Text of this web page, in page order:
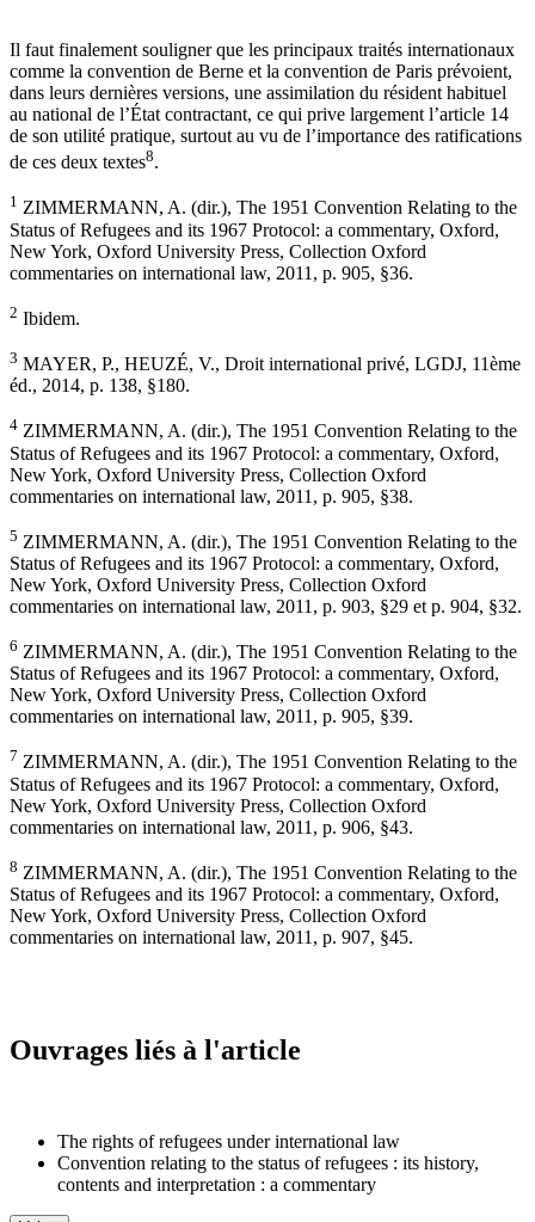
Il faut finalement souligner que les principaux traités internationaux
comme la convention de Berne et la convention de Paris prévoient,
dans leurs dernières versions, une assimilation du résident habituel
au national de l’État contractant, ce qui prive largement l’article 14
de son utilité pratique, surtout au vu de l’importance des ratifications
de ces deux textes8.
1 ZIMMERMANN, A. (dir.), The 1951 Convention Relating to the
Status of Refugees and its 1967 Protocol: a commentary, Oxford,
New York, Oxford University Press, Collection Oxford
commentaries on international law, 2011, p. 905, §36.
2 Ibidem.
3 MAYER, P., HEUZÉ, V., Droit international privé, LGDJ, 11ème
éd., 2014, p. 138, §180.
4 ZIMMERMANN, A. (dir.), The 1951 Convention Relating to the
Status of Refugees and its 1967 Protocol: a commentary, Oxford,
New York, Oxford University Press, Collection Oxford
commentaries on international law, 2011, p. 905, §38.
5 ZIMMERMANN, A. (dir.), The 1951 Convention Relating to the
Status of Refugees and its 1967 Protocol: a commentary, Oxford,
New York, Oxford University Press, Collection Oxford
commentaries on international law, 2011, p. 903, §29 et p. 904, §32.
6 ZIMMERMANN, A. (dir.), The 1951 Convention Relating to the
Status of Refugees and its 1967 Protocol: a commentary, Oxford,
New York, Oxford University Press, Collection Oxford
commentaries on international law, 2011, p. 905, §39.
7 ZIMMERMANN, A. (dir.), The 1951 Convention Relating to the
Status of Refugees and its 1967 Protocol: a commentary, Oxford,
New York, Oxford University Press, Collection Oxford
commentaries on international law, 2011, p. 906, §43.
8 ZIMMERMANN, A. (dir.), The 1951 Convention Relating to the
Status of Refugees and its 1967 Protocol: a commentary, Oxford,
New York, Oxford University Press, Collection Oxford
commentaries on international law, 2011, p. 907, §45.
Ouvrages liés à l'article
The rights of refugees under international law
Convention relating to the status of refugees : its history,
contents and interpretation : a commentary